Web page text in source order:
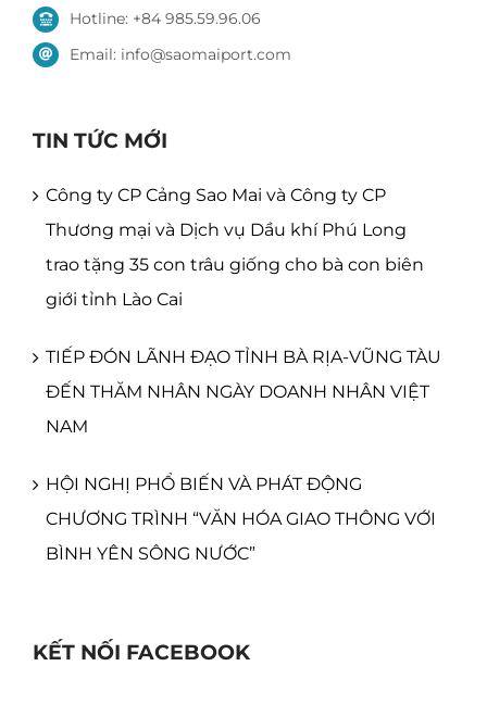
Hotline: +84 985.59.96.06
Email: info@saomaiport.com
TIN TỨC MỚI
Công ty CP Cảng Sao Mai và Công ty CP
Thương mại và Dịch vụ Dầu khí Phú Long
trao tặng 35 con trâu giống cho bà con biên
giới tỉnh Lào Cai
TIẾP ĐÓN LÃNH ĐẠO TỈNH BÀ RỊA-VŨNG TÀU
ĐẾN THĂM NHÂN NGÀY DOANH NHÂN VIỆT
NAM
HỘI NGHỊ PHỔ BIẾN VÀ PHÁT ĐỘNG
CHƯƠNG TRÌNH “VĂN HÓA GIAO THÔNG VỚI
BÌNH YÊN SÔNG NƯỚC”
KẾT NỐI FACEBOOK